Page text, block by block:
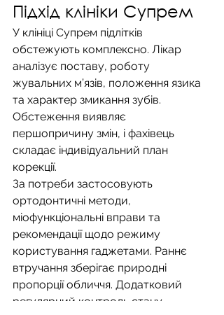
Підхід клініки Супрем
У клініці Супрем підлітків
обстежують комплексно. Лікар
аналізує поставу, роботу
жувальних м’язів, положення язика
та характер змикання зубів.
Обстеження виявляє
першопричину змін, і фахівець
складає індивідуальний план
корекції.
За потреби застосовують
ортодонтичні методи,
міофункціональні вправи та
рекомендації щодо режиму
користування гаджетами. Раннє
втручання зберігає природні
пропорції обличчя. Додатковий
регулярний контроль стану